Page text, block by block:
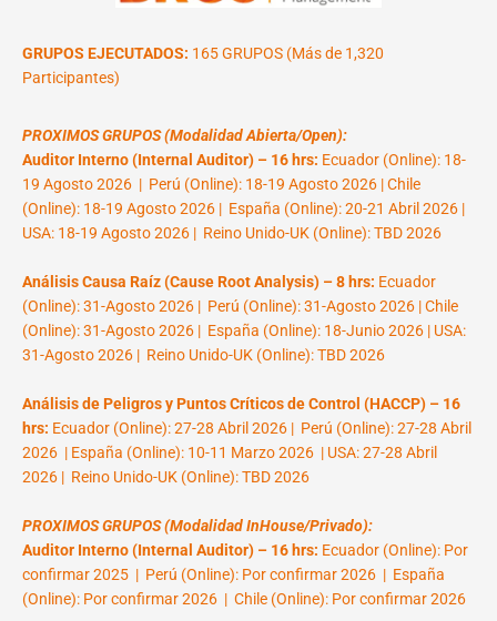
GRUPOS EJECUTADOS: 165 GRUPOS (Más de 1,320
Participantes)
PROXIMOS GRUPOS (Modalidad Abierta/Open):
Auditor Interno (Internal Auditor) – 16 hrs: Ecuador (Online): 18-
19 Agosto 2026 | Perú (Online): 18-19 Agosto 2026 | Chile
(Online): 18-19 Agosto 2026 | España (Online): 20-21 Abril 2026 |
USA: 18-19 Agosto 2026 | Reino Unido-UK (Online): TBD 2026
Análisis Causa Raíz (Cause Root Analysis) – 8 hrs: Ecuador
(Online): 31-Agosto 2026 | Perú (Online): 31-Agosto 2026 | Chile
(Online): 31-Agosto 2026 | España (Online): 18-Junio 2026 | USA:
31-Agosto 2026 | Reino Unido-UK (Online): TBD 2026
Análisis de Peligros y Puntos Críticos de Control (HACCP) – 16
hrs: Ecuador (Online): 27-28 Abril 2026 | Perú (Online): 27-28 Abril
2026 | España (Online): 10-11 Marzo 2026 | USA: 27-28 Abril
2026 | Reino Unido-UK (Online): TBD 2026
PROXIMOS GRUPOS (Modalidad InHouse/Privado):
Auditor Interno (Internal Auditor) – 16 hrs: Ecuador (Online): Por
confirmar 2025 | Perú (Online): Por confirmar 2026 | España
(Online): Por confirmar 2026 | Chile (Online): Por confirmar 2026